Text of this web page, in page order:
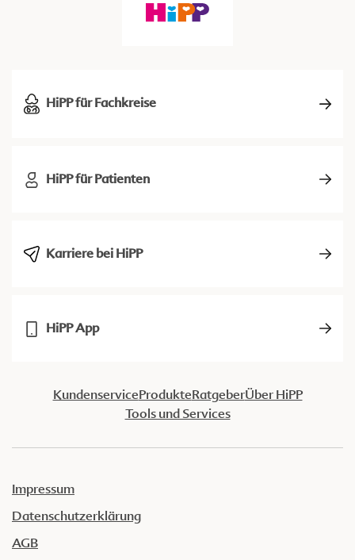
HiPP für Fachkreise
HiPP für Patienten
Karriere bei HiPP
HiPP App
KundenserviceProdukteRatgeberÜber HiPP
Tools und Services
Impressum
Datenschutzerklärung
AGB